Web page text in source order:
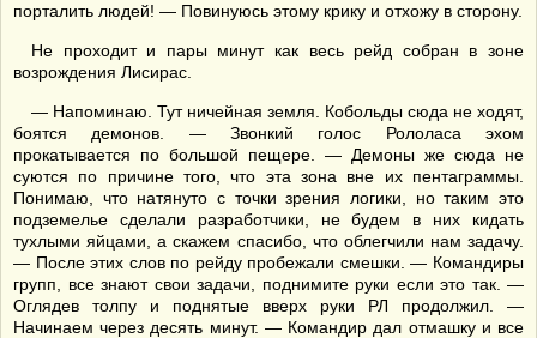
порталить людей! — Повинуюсь этому крику и отхожу в сторону.
Не проходит и пары минут как весь рейд собран в зоне
возрождения Лисирас.
— Напоминаю. Тут ничейная земля. Кобольды сюда не ходят,
боятся демонов. — Звонкий голос Рололаса эхом
прокатывается по большой пещере. — Демоны же сюда не
суются по причине того, что эта зона вне их пентаграммы.
Понимаю, что натянуто с точки зрения логики, но таким это
подземелье сделали разработчики, не будем в них кидать
тухлыми яйцами, а скажем спасибо, что облегчили нам задачу.
— После этих слов по рейду пробежали смешки. — Командиры
групп, все знают свои задачи, поднимите руки если это так. —
Оглядев толпу и поднятые вверх руки РЛ продолжил. —
Начинаем через десять минут. — Командир дал отмашку и все